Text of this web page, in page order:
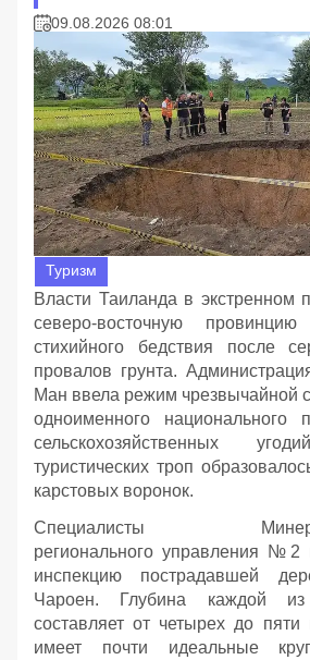
09.08.2026 08:01
Туризм
Власти Таиланда в экстренном
северо-восточную
стихийного бедствия после
провалов грунта.
Ман ввела режим чрезвычайной
одноименного национального
сельскохозяйственных
туристических троп
карстовых воронок.
Специалисты
регионального управления №2
инспекцию пострадавшей
Чароен. Глубина каждой
составляет от четырех до
имеет почти идеальные